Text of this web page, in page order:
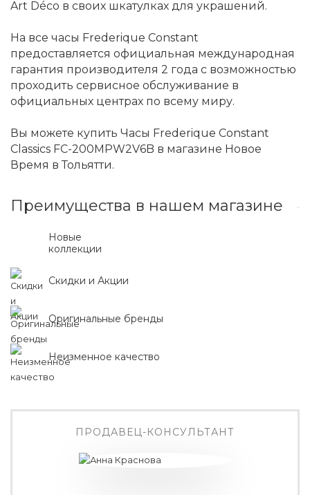
Art Déco в своих шкатулках для украшений.
На все часы Frederique Constant
предоставляется официальная международная
гарантия производителя 2 года с возможностью
проходить сервисное обслуживание в
официальных центрах по всему миру.
Вы можете купить Часы Frederique Constant
Classics FC-200MPW2V6B в магазине Новое
Время в Тольятти.
Преимущества в нашем магазине
Новые
коллекции
Скидки и Акции
Оригинальные бренды
Неизменное качество
ПРОДАВЕЦ-КОНСУЛЬТАНТ